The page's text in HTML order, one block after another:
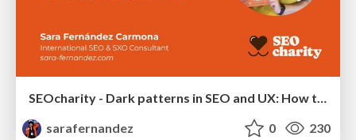
sarafernandez
0 230